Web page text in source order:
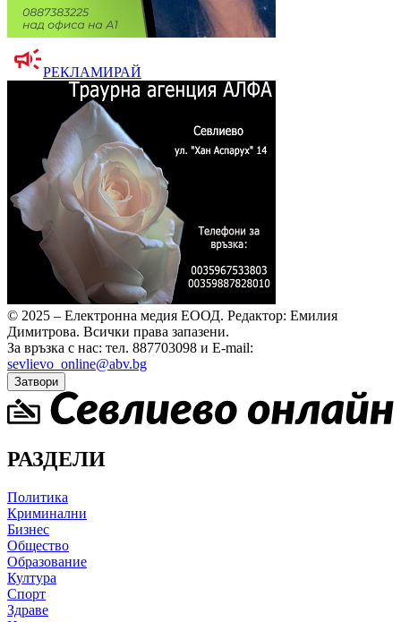
РЕКЛАМИРАЙ
© 2025 – Електронна медия ЕООД. Редактор: Емилия
Димитрова. Всички права запазени.
За връзка с нас: тел. 887703098 и E-mail:
sevlievo_online@abv.bg
Затвори
РАЗДЕЛИ
Политика
Криминални
Бизнес
Общество
Образование
Култура
Спорт
Здраве